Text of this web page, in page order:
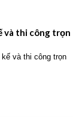
và thi công trọn
và thi công trọn